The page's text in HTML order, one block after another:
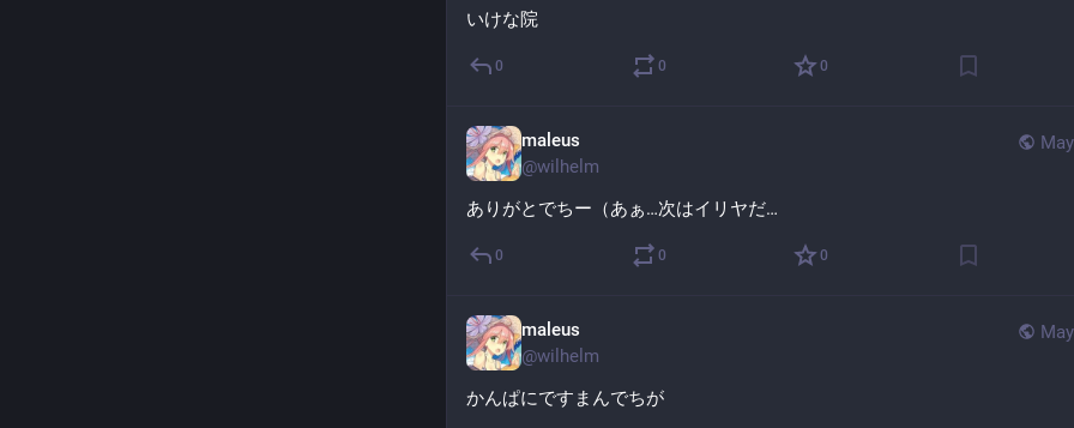
いけな院
0 0 0
maleus
@wilhelm
ありがとでちー（あぁ…次はイリヤだ…
0 0 0
maleus
@wilhelm
かんぱにですまんでちが